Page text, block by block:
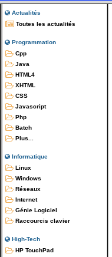
Actualités
Toutes les actualités
Programmation
Cpp
Java
HTML4
XHTML
CSS
Javascript
Php
Batch
Plus...
Informatique
Linux
Windows
Réseaux
Internet
Génie Logiciel
Raccourcis clavier
High-Tech
HP TouchPad